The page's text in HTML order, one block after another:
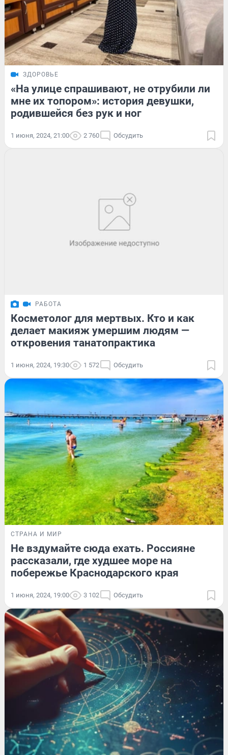
ЗДОРОВЬЕ
«На улице спрашивают, не отрубили ли
мне их топором»: история девушки,
родившейся без рук и ног
1 июня, 2024, 21:00 2 760 Обсудить
РАБОТА
Косметолог для мертвых. Кто и как
делает макияж умершим людям —
откровения танатопрактика
1 июня, 2024, 19:30 1 572 Обсудить
СТРАНА И МИР
Не вздумайте сюда ехать. Россияне
рассказали, где худшее море на
побережье Краснодарского края
1 июня, 2024, 19:00 3 102 Обсудить